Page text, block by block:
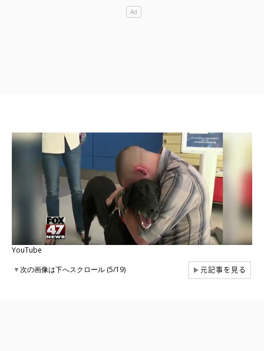
YouTube
▼次の画像は下へスクロール (5/19) ▶元記事を見る